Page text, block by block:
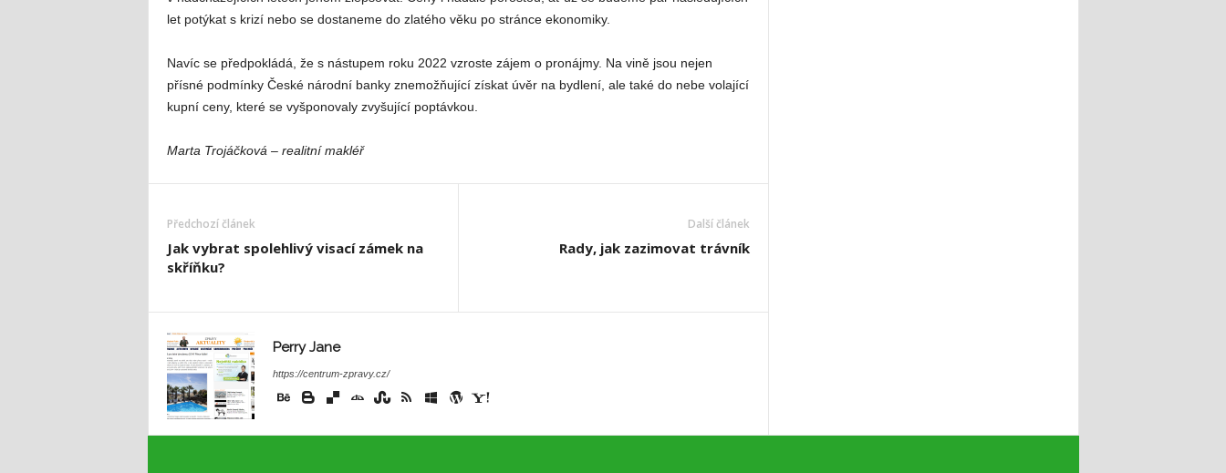
let potýkat s krizí nebo se dostaneme do zlatého věku po stránce ekonomiky.
Navíc se předpokládá, že s nástupem roku 2022 vzroste zájem o pronájmy. Na vině jsou nejen
přísné podmínky České národní banky znemožňující získat úvěr na bydlení, ale také do nebe volající
kupní ceny, které se vyšponovaly zvyšující poptávkou.
Marta Trojáčková – realitní makléř
Předchozí článek
Jak vybrat spolehlivý visací zámek na
skříňku?
Další článek
Rady, jak zazimovat trávník
Perry Jane
https://centrum-zpravy.cz/